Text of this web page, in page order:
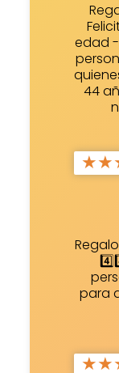
edad
44
★★
para
★★